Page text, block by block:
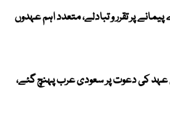
پر تقرر و تبادلے، متعدد اہم عہدوں
عہد کی دعوت پر سعودی عرب پہنچ گئے،